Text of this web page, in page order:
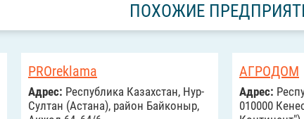
ПОХОЖИЕ
PROreklama
Адрес: Республика Казахстан, Нур-
Султан (Астана), район Байконыр,
АГРОДОМ
Адрес:
010000